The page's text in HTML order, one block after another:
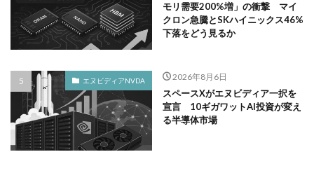
モリ需要200%増」の衝撃 マイ
クロン急騰とSKハイニックス46%
下落をどう見るか
エヌビディアNVDA 2026年8月6日
スペースXがエヌビディア一択を
宣言 10ギガワットAI投資が変え
る半導体市場